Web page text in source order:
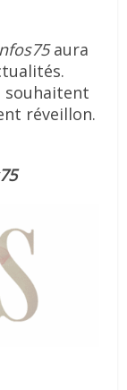
aura
souhaitent
réveillon.